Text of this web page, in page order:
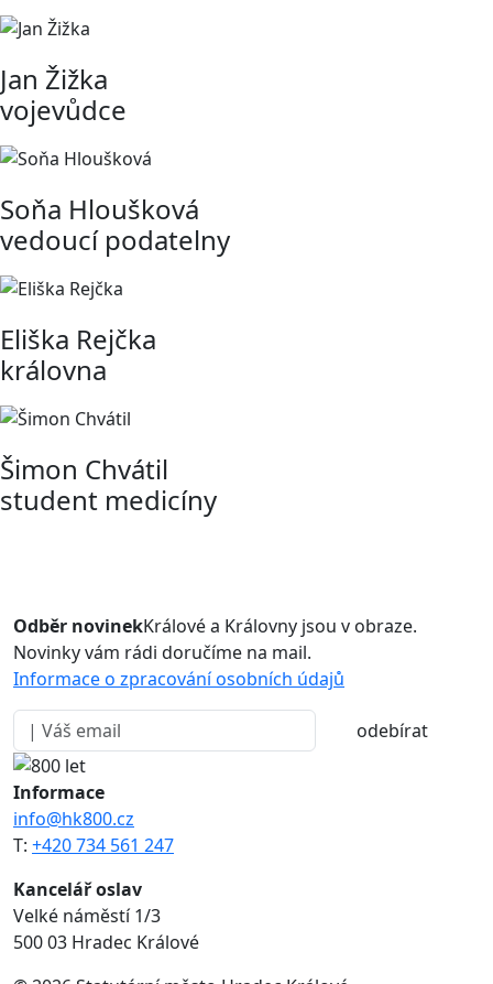
Jan Žižka
vojevůdce
Soňa Hloušková
vedoucí podatelny
Eliška Rejčka
královna
Šimon Chvátil
student medicíny
Odběr novinekKrálové a Královny jsou v obraze.
Novinky vám rádi doručíme na mail.
Informace o zpracování osobních údajů
odebírat
Informace
info@hk800.cz
T: +420 734 561 247
Kancelář oslav
Velké náměstí 1/3
500 03 Hradec Králové